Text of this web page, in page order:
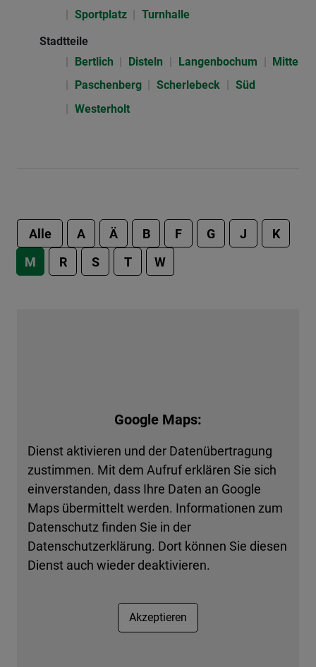
Sportplatz
Turnhalle
Stadtteile
Bertlich
Disteln Langenbochum
Mitte
Paschenberg
Scherlebeck
Süd
Westerholt
Alle A Ä B F G J
K
M
R S T W
Google Maps:
Dienst aktivieren und der Datenübertragung
zustimmen. Mit dem Aufruf erklären Sie sich
einverstanden, dass Ihre Daten an Google
Maps übermittelt werden. Informationen zum
Datenschutz finden Sie in der
Datenschutzerklärung. Dort können Sie diesen
Dienst auch wieder deaktivieren.
Akzeptieren